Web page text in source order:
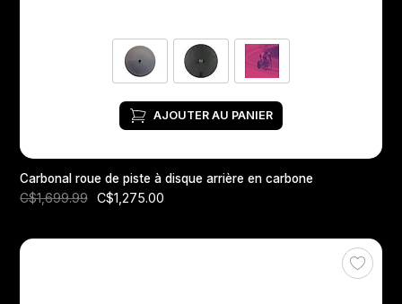
AJOUTER AU PANIER
Carbonal roue de piste à disque arrière en carbone
C$1,699.99
C$1,275.00